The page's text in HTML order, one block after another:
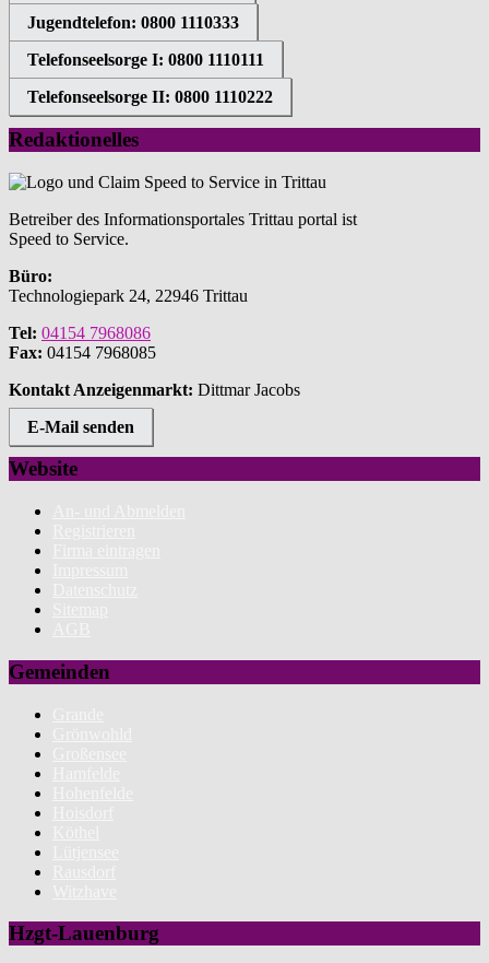
Jugendtelefon: 0800 1110333
Telefonseelsorge I: 0800 1110111
Telefonseelsorge II: 0800 1110222
Redaktionelles
Betreiber des Informationsportales Trittau portal ist
Speed to Service.
Büro:
Technologiepark 24, 22946 Trittau
Tel: 04154 7968086
Fax: 04154 7968085
Kontakt Anzeigenmarkt: Dittmar Jacobs
E-Mail senden
Website
Gemeinden
Hzgt-Lauenburg